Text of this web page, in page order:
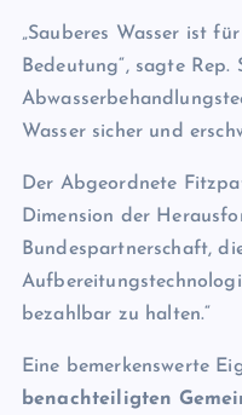
„Sauberes Wasser ist
Bedeutung“, sagte
Wasser sicher und
Der Abgeordnete
Dimension der
Bundespartnerschaft,
bezahlbar zu halten.“
Eine bemerkenswerte
benachteiligten